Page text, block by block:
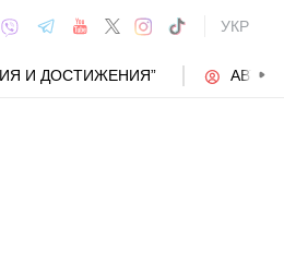
УКР
И ДОСТИЖЕНИЯ”